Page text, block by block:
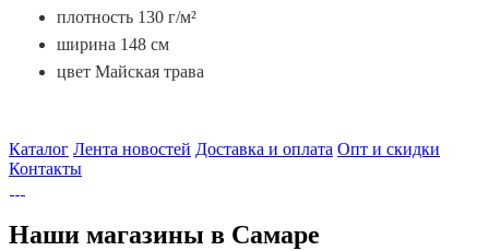
плотность 130 г/м²
ширина 148 см
цвет Майская трава
Каталог Лента новостей Доставка и оплата Опт и скидки
Контакты
Наши магазины в Самаре